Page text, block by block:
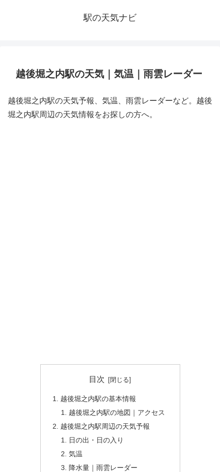
駅の天気ナビ
越後堀之内駅の天気｜気温｜雨雲レーダー
越後堀之内駅の天気予報、気温、雨雲レーダーなど。越後
堀之内駅周辺の天気情報をお探しの方へ。
目次
越後堀之内駅の基本情報
越後堀之内駅の地図｜アクセス
越後堀之内駅周辺の天気予報
日の出・日の入り
気温
降水量｜雨雲レーダー